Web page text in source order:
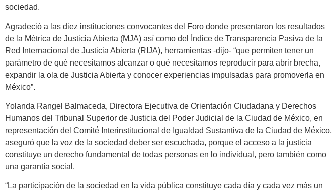
sociedad.
Agradeció a las diez instituciones convocantes del Foro donde presentaron los resultados
de la Métrica de Justicia Abierta (MJA) así como del Índice de Transparencia Pasiva de la
Red Internacional de Justicia Abierta (RIJA), herramientas -dijo- “que permiten tener un
parámetro de qué necesitamos alcanzar o qué necesitamos reproducir para abrir brecha,
expandir la ola de Justicia Abierta y conocer experiencias impulsadas para promoverla en
México”.
Yolanda Rangel Balmaceda, Directora Ejecutiva de Orientación Ciudadana y Derechos
Humanos del Tribunal Superior de Justicia del Poder Judicial de la Ciudad de México, en
representación del Comité Interinstitucional de Igualdad Sustantiva de la Ciudad de México,
aseguró que la voz de la sociedad deber ser escuchada, porque el acceso a la justicia
constituye un derecho fundamental de todas personas en lo individual, pero también como
una garantía social.
“La participación de la sociedad en la vida pública constituye cada día y cada vez más un